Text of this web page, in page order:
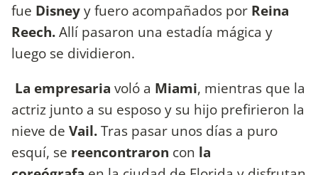
fue Disneyy fuero acompañados por Reina
Reech.Allí pasaron una estadía mágica y
luego se dividieron.
La empresaria voló a Miami, mientras que la
actriz junto a su esposo y su hijo prefirieron la
nieve de Vail.Tras pasar unos días a puro
esquí, se reencontraron con la